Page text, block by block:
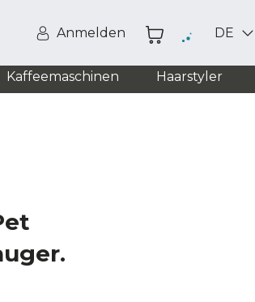
Anmelden DE
Kaffeemaschinen Haarstyler